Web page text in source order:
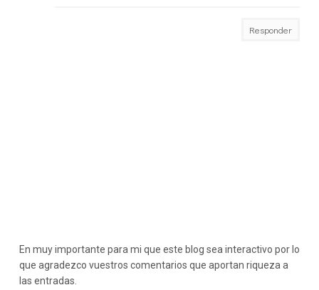
Responder
En muy importante para mi que este blog sea interactivo por lo
que agradezco vuestros comentarios que aportan riqueza a
las entradas.